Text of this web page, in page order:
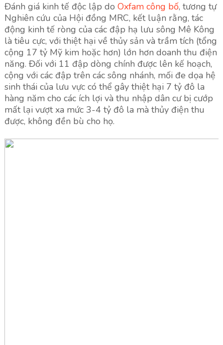
Đánh giá kinh tế độc lập do Oxfam công bố, tương tự
Nghiên cứu của Hội đồng MRC, kết luận rằng, tác
động kinh tế ròng của các đập hạ lưu sông Mê Kông
là tiêu cực, với thiệt hại về thủy sản và trầm tích (tổng
cộng 17 tỷ Mỹ kim hoặc hơn) lớn hơn doanh thu điện
năng. Đối với 11 đập dòng chính được lên kế hoạch,
cộng với các đập trên các sông nhánh, mối đe dọa hệ
sinh thái của lưu vực có thể gây thiệt hại 7 tỷ đô la
hàng năm cho các ích lợi và thu nhập dân cư bị cướp
mất lại vượt xa mức 3-4 tỷ đô la mà thủy điện thu
được, không đền bù cho họ.